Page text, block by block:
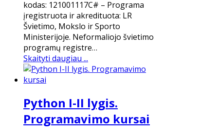
kodas: 121001117C# – Programa
įregistruota ir akredituota: LR
Švietimo, Mokslo ir Sporto
Ministerijoje. Neformaliojo švietimo
programų registre…
Skaityti daugiau ...
Python I-II lygis.
Programavimo kursai